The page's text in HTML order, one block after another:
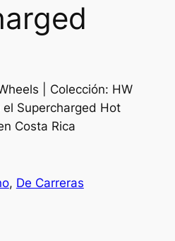
| Colección: HW
Supercharged Hot
Costa Rica
, De Carreras